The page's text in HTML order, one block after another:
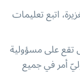
اتبع تعليمات
تقع على مسؤولية
أمر في جميع